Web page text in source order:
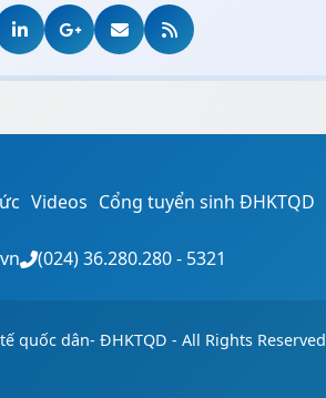
Videos Cổng tuyển sinh ĐHKTQD
(024) 36.280.280 - 5321
quốc dân- ĐHKTQD - All Rights Reserved